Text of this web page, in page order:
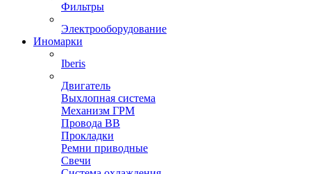
Фильтры
Электрооборудование
Иномарки
Iberis
Двигатель
Выхлопная система
Механизм ГРМ
Провода ВВ
Прокладки
Ремни приводные
Свечи